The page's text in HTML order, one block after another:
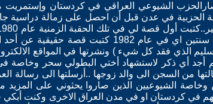
الشيوعي العراقي في كردستان
نصير آخر له ايضاً قصة ثم بعد سنتين اي في
الذي فقد كل شيء ) ونشرتها في المواقع
أجد أي ذكر لاستشهاد أختي البطولي سحر وخاصة في
من السجن الى والد زوجها ..أرسلتها الى
وخاصة الشيوعيين الذين صاروا يحثوني على المزيد
في كردستان او في مدن العراق الاخرى وكنت أبكي